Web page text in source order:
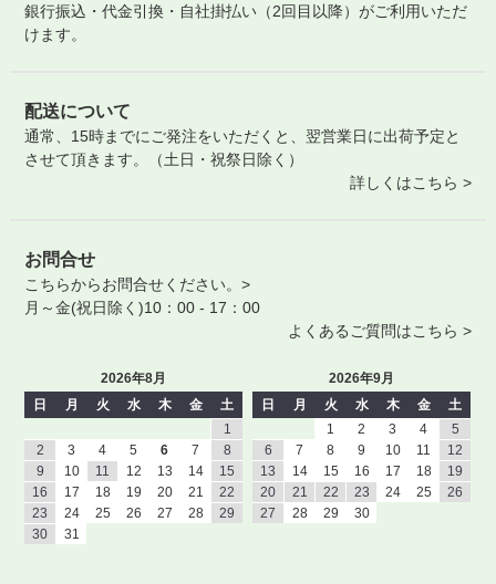
銀行振込・代金引換・自社掛払い（2回目以降）がご利用いただ
けます。
配送について
通常、15時までにご発注をいただくと、翌営業日に出荷予定と
させて頂きます。（土日・祝祭日除く）
詳しくはこちら >
お問合せ
こちらからお問合せください。>
月～金(祝日除く)10：00 - 17：00
よくあるご質問はこちら >
2026年8月
日
月 火 水 木 金
土
1
2
3 4 5 6 7
8
9
10 11 12 13 14
15
16
17 18 19 20 21
22
23
24 25 26 27 28
29
30
31
2026年9月
日
月 火 水 木 金
土
1
2 3 4
5
6
7 8 9 10 11
12
13
14 15 16 17 18
19
20
21 22 23 24 25
26
27
28 29 30